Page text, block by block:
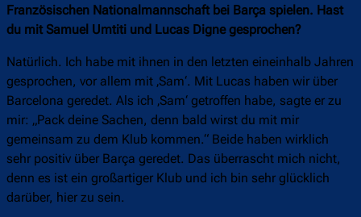
Französischen Nationalmannschaft bei Barça spielen. Hast
du mit Samuel Umtiti und Lucas Digne gesprochen?
Natürlich. Ich habe mit ihnen in den letzten eineinhalb Jahren
gesprochen, vor allem mit ‚Sam‘. Mit Lucas haben wir über
Barcelona geredet. Als ich ‚Sam‘ getroffen habe, sagte er zu
mir: „Pack deine Sachen, denn bald wirst du mit mir
gemeinsam zu dem Klub kommen.“ Beide haben wirklich
sehr positiv über Barça geredet. Das überrascht mich nicht,
denn es ist ein großartiger Klub und ich bin sehr glücklich
darüber, hier zu sein.